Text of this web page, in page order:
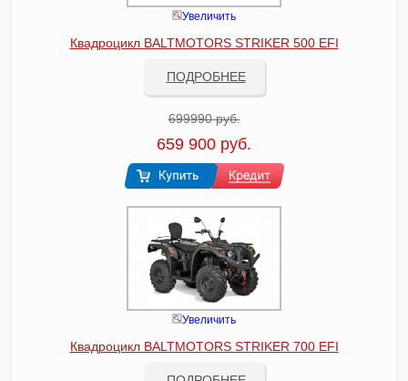
Увеличить
Квадроцикл BALTMOTORS STRIKER 500 EFI
ПОДРОБНЕЕ
699990 руб.
659 900 руб.
Увеличить
Квадроцикл BALTMOTORS STRIKER 700 EFI